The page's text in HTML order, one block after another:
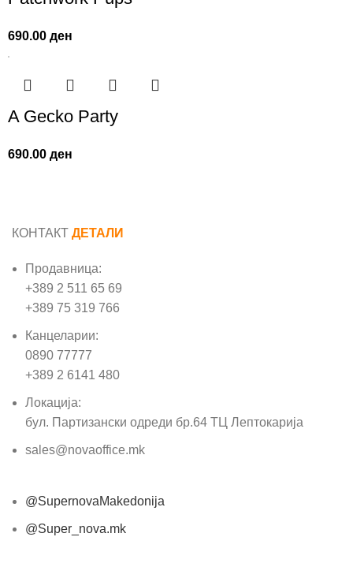
690.00ден
A Gecko Party
690.00ден
КОНТАКТ ДЕТАЛИ
Продавница:
+389 2 511 65 69
+389 75 319 766
Канцеларии:
0890 77777
+389 2 6141 480
Локација:
бул. Партизански одреди бр.64 ТЦ Лептокарија
sales@novaoffice.mk
@SupernovaMakedonija
@Super_nova.mk